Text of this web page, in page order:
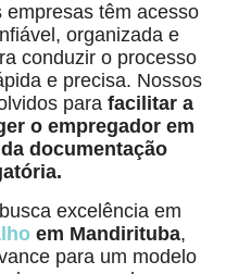
empresas têm acesso
organizada e
conduzir o processo
e precisa. Nossos
para facilitar a
o empregador em
documentação
excelência em
em Mandirituba,
para um modelo